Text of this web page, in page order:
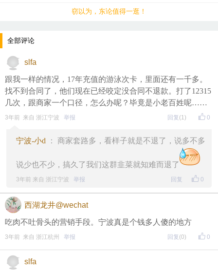
窃以为，东论值得一逛！
全部评论
slfa
跟我一样的情况，17年充值的游泳次卡，里面还有一千多。
找不到合同了，他们现在已经咬定没合同不退款。打了12315
几次，跟商家一个口径，怎么办呢？毕竟是小老百姓呢……
0
3年前 来自 浙江宁波 举报 回复 (1)
宁波-小d ： 商家套路多，看样子就是不退了，说多不多
说少也不少，搞久了我们这群韭菜就知难而退了
0
3年前 来自 浙江宁波 举报 回复
西湖龙井@wechat
吃肉不吐骨头的营销手段。宁波真是个钱多人傻的地方
0
3年前 来自 浙江杭州 举报 回复 (0)
slfa